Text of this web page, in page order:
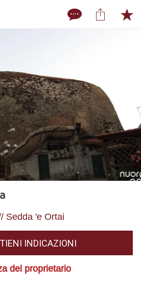
Sedda 'e Ortai
INDICAZIONI
del proprietario